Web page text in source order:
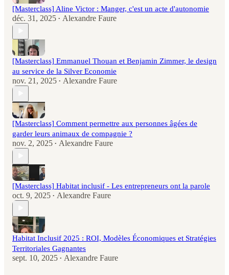
[Masterclass] Aline Victor : Manger, c'est un acte d'autonomie
déc. 31, 2025 • Alexandre Faure
[Masterclass] Emmanuel Thouan et Benjamin Zimmer, le design
au service de la Silver Economie
nov. 21, 2025 • Alexandre Faure
[Masterclass] Comment permettre aux personnes âgées de
garder leurs animaux de compagnie ?
nov. 2, 2025 • Alexandre Faure
[Masterclass] Habitat inclusif - Les entrepreneurs ont la parole
oct. 9, 2025 • Alexandre Faure
Habitat Inclusif 2025 : ROI, Modèles Économiques et Stratégies
Territoriales Gagnantes
sept. 10, 2025 • Alexandre Faure